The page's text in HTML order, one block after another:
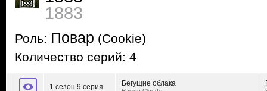
1883
Роль: Повар (Cookie)
Количество серий: 4
1 сезон 9 серия Бегущие облака